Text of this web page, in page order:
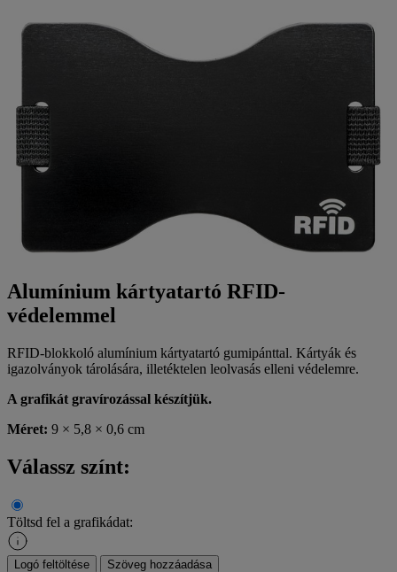
Alumínium kártyatartó RFID-
védelemmel
RFID-blokkoló alumínium kártyatartó gumipánttal. Kártyák és
igazolványok tárolására, illetéktelen leolvasás elleni védelemre.
A grafikát gravírozással készítjük.
Méret: 9 × 5,8 × 0,6 cm
Válassz színt:
Töltsd fel a grafikádat:
Logó feltöltése Szöveg hozzáadása